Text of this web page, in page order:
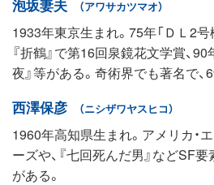
泡坂妻夫 （アワサカツマオ）
1933年東京生まれ。75年「ＤＬ2
『折鶴』で第16回泉鏡花文学賞、
夜』等がある。奇術界でも著名で
西澤保彦 （ニシザワヤスヒコ）
1960年高知県生まれ。アメリカ・
ーズや、『七回死んだ男』などSF
がある。